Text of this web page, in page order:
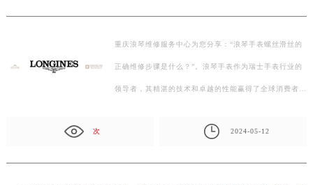
重庆浪琴维修服务中心为您分享：“浪琴手表螺丝滑丝的
正确维修步骤是什么？”。浪琴手表作为瑞士手表行业的
领导者，其精湛的技术和卓越的性能赢得了全球消费者…
次 2024-05-12